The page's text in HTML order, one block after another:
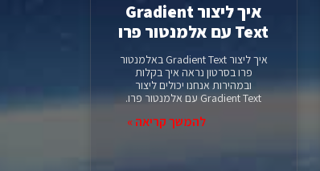
איך ליצור Gradient
Text עם אלמנטור פרו
איך ליצור Gradient Text באלמנטור
פרו בסרטון נראה איך בקלות
ובמהירות אנחנו יכולים ליצור
Gradient Text עם אלמנטור פרו.
להמשך קריאה »